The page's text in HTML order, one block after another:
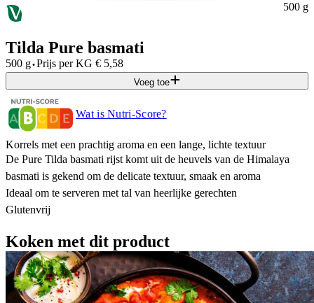
500 g
Tilda Pure basmati
500 g·Prijs per KG € 5,58
Voeg toe
Wat is Nutri-Score?
Korrels met een prachtig aroma en een lange, lichte textuur
De Pure Tilda basmati rijst komt uit de heuvels van de Himalaya
basmati is gekend om de delicate textuur, smaak en aroma
Ideaal om te serveren met tal van heerlijke gerechten
Glutenvrij
Koken met dit product